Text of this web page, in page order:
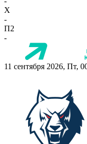
X
-
П2
-
11 сентября 2026, Пт,